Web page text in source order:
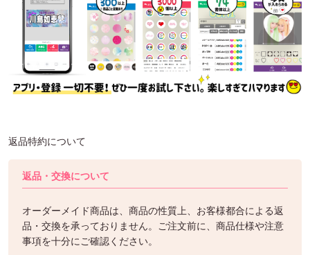
返品特約について
返品・交換について
オーダーメイド商品は、商品の性質上、お客様都合による返
品・交換を承っておりません。ご注文前に、商品仕様や注意
事項を十分にご確認ください。